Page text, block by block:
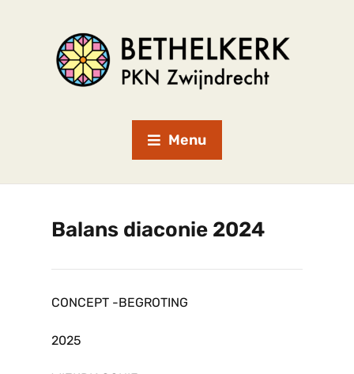
Menu
Balans diaconie 2024
CONCEPT -BEGROTING
2025